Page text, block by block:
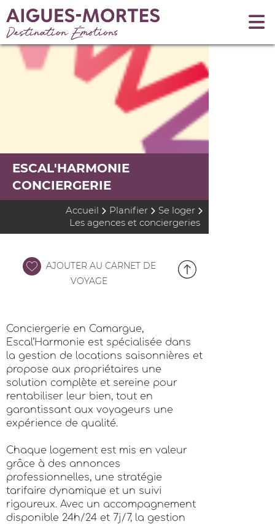
ESCAL'HARMONIE
CONCIERGERIE
Accueil Planifier
Se loger
Les agences et conciergeries
AJOUTER AU CARNET DE
VOYAGE
Conciergerie en Camargue,
Escal’Harmonie est spécialisée dans
la gestion de locations saisonnières et
propose aux propriétaires une
solution complète et sereine pour
rentabiliser leur bien, tout en
garantissant aux voyageurs une
expérience de qualité.
Chaque logement est mis en valeur
grâce à des annonces
professionnelles, une stratégie
tarifaire dynamique et un suivi
rigoureux. Avec un accompagnement
disponible 24h/24 et 7j/7, la gestion